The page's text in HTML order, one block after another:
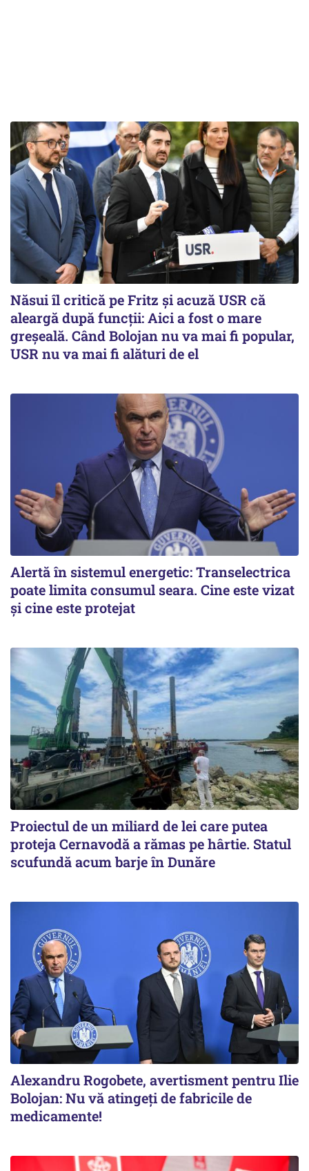
Năsui îl critică pe Fritz și acuză USR că
aleargă după funcții: Aici a fost o mare
greșeală. Când Bolojan nu va mai fi popular,
USR nu va mai fi alături de el
Alertă în sistemul energetic: Transelectrica
poate limita consumul seara. Cine este vizat
și cine este protejat
Proiectul de un miliard de lei care putea
proteja Cernavodă a rămas pe hârtie. Statul
scufundă acum barje în Dunăre
Alexandru Rogobete, avertisment pentru Ilie
Bolojan: Nu vă atingeți de fabricile de
medicamente!